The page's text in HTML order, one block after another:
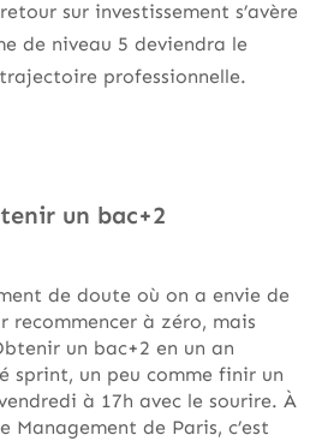
sur investissement s’avère
de niveau 5 deviendra le
professionnelle.
un bac+2
de doute où on a envie de
recommencer à zéro, mais
un bac+2 en un an
sprint, un peu comme finir un
à 17h avec le sourire. À
Management de Paris, c’est